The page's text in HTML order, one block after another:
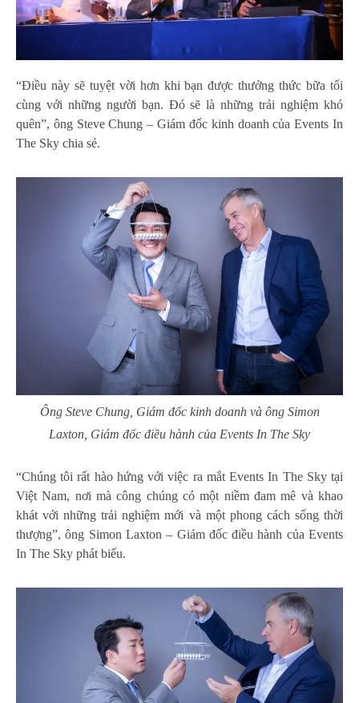
“Điều này sẽ tuyệt vời hơn khi bạn được thưởng thức bữa tối
cùng với những người bạn. Đó sẽ là những trải nghiệm khó
quên”, ông Steve Chung – Giám đốc kinh doanh của Events In
The Sky chia sẻ.
Ông Steve Chung, Giám đốc kinh doanh và ông Simon
Laxton, Giám đốc điều hành của Events In The Sky
“Chúng tôi rất hào hứng với việc ra mắt Events In The Sky tại
Việt Nam, nơi mà công chúng có một niềm đam mê và khao
khát với những trải nghiệm mới và một phong cách sống thời
thượng”, ông Simon Laxton – Giám đốc điều hành của Events
In The Sky phát biểu.